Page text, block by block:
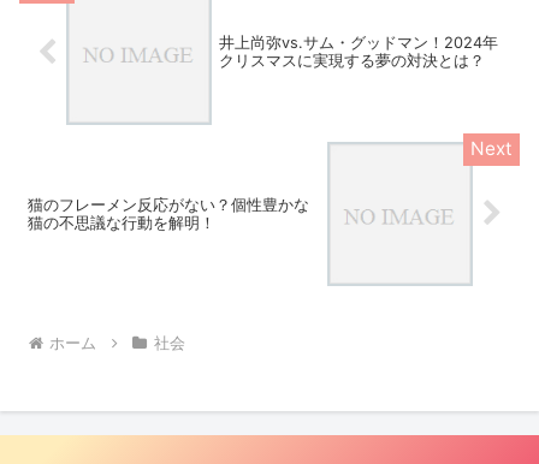
井上尚弥vs.サム・グッドマン！2024年
クリスマスに実現する夢の対決とは？
猫のフレーメン反応がない？個性豊かな
猫の不思議な行動を解明！
ホーム 社会